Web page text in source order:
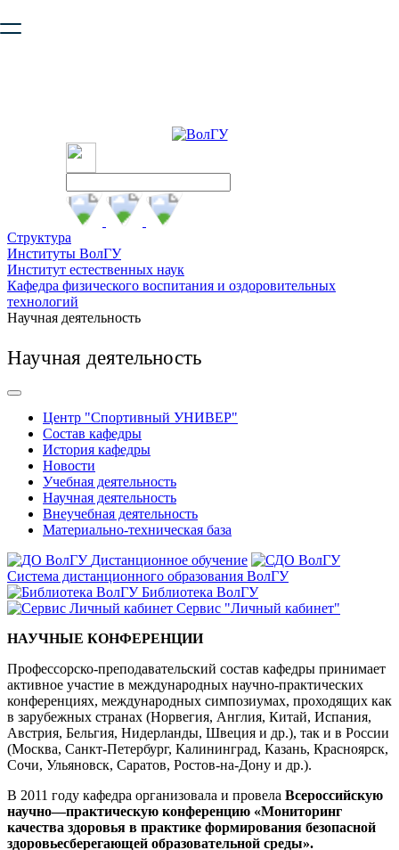
безопасную работу с сайтом. Пожалуйста
Структура
Институты ВолГУ
Институт естественных наук
Кафедра физического воспитания и оздоровительных
технологий
Научная деятельность
Научная деятельность
Центр "Спортивный УНИВЕР"
Состав кафедры
История кафедры
Новости
Учебная деятельность
Научная деятельность
Внеучебная деятельность
Материально-техническая база
Дистанционное обучение
Система дистанционного образования ВолГУ
Библиотека ВолГУ
Сервис "Личный кабинет"
НАУЧНЫЕ КОНФЕРЕНЦИИ
Профессорско-преподавательский состав кафедры принимает
активное участие в международных научно-практических
конференциях, международных симпозиумах, проходящих как
в зарубежных странах (Норвегия, Англия, Китай, Испания,
Австрия, Бельгия, Нидерланды, Швеция и др.), так и в России
(Москва, Санкт-Петербург, Калининград, Казань, Красноярск,
Сочи, Ульяновск, Саратов, Ростов-на-Дону и др.).
В 2011 году кафедра организовала и провела Всероссийскую
научно—практическую конференцию «Мониторинг
качества здоровья в практике формирования безопасной
здоровьесберегающей образовательной среды».